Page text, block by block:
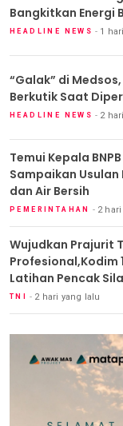
Bangkitkan Energi
HEADLINE NEWS 1
“Galak” di
Berkutik Saat
HEADLINE NEWS 2
Temui Kepala
Sampaikan
dan Air Bersih
PEMERINTAHAN 2
Wujudkan Prajurit
Profesional,Kodim
Latihan Pencak
TNI 2 hari yang lalu